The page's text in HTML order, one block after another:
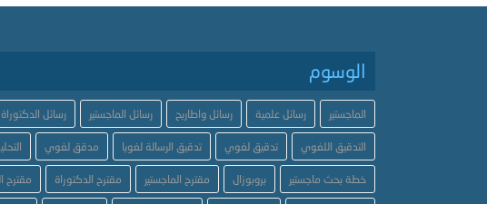
الوسوم
الماجستير رسائل علمية رسائل واطاريح رسائل الماجستير رسائل الدكتوراة
التدقيق اللغوي تدقيق لغوي تدقيق الرسالة لغويا مدقق لغوي
خطة بحث ماجستير بروبوزال مقترح الماجستير مقترح الدكتوراة مقترح